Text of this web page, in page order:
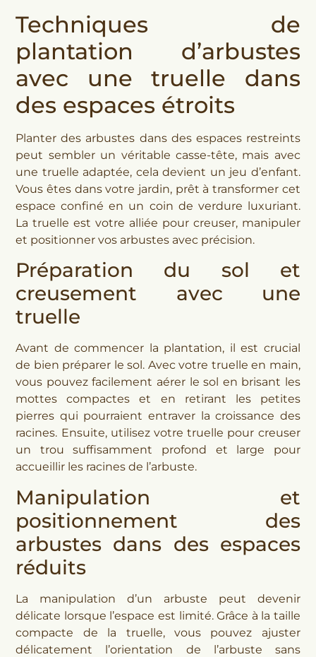
Techniques de
plantation d’arbustes
avec une truelle dans
des espaces étroits
Planter des arbustes dans des espaces restreints
peut sembler un véritable casse-tête, mais avec
une truelle adaptée, cela devient un jeu d’enfant.
Vous êtes dans votre jardin, prêt à transformer cet
espace confiné en un coin de verdure luxuriant.
La truelle est votre alliée pour creuser, manipuler
et positionner vos arbustes avec précision.
Préparation du sol et
creusement avec une
truelle
Avant de commencer la plantation, il est crucial
de bien préparer le sol. Avec votre truelle en main,
vous pouvez facilement aérer le sol en brisant les
mottes compactes et en retirant les petites
pierres qui pourraient entraver la croissance des
racines. Ensuite, utilisez votre truelle pour creuser
un trou suffisamment profond et large pour
accueillir les racines de l’arbuste.
Manipulation et
positionnement des
arbustes dans des espaces
réduits
La manipulation d’un arbuste peut devenir
délicate lorsque l’espace est limité. Grâce à la taille
compacte de la truelle, vous pouvez ajuster
délicatement l’orientation de l’arbuste sans